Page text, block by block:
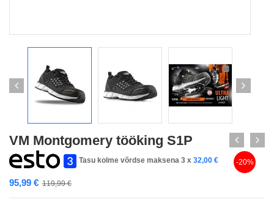
VM Montgomery tööking S1P
Tasu kolme võrdse maksena 3 x 32,00 €
119,99€
95,99 €
-20%